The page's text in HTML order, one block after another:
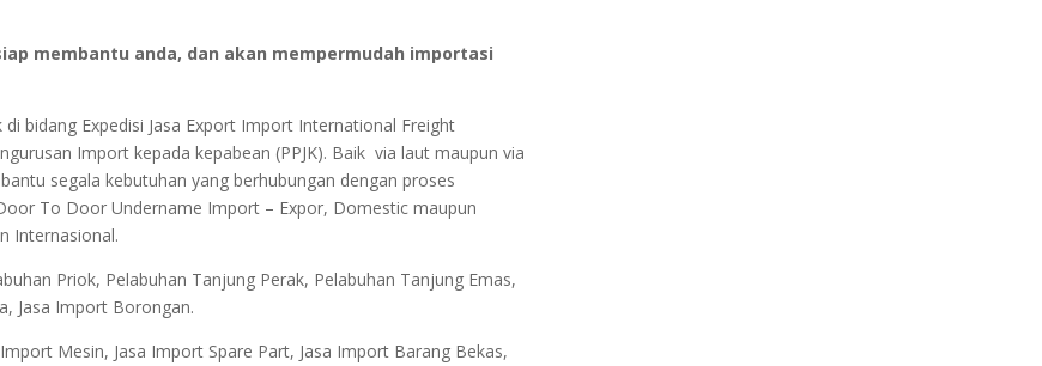
membantu anda, dan akan mempermudah importasi
bidang Expedisi Jasa Export Import International Freight
Import kepada kepabean (PPJK). Baik via laut maupun via
segala kebutuhan yang berhubungan dengan proses
To Door Undername Import – Expor, Domestic maupun
Internasional.
Priok, Pelabuhan Tanjung Perak, Pelabuhan Tanjung Emas,
Jasa Import Borongan.
Mesin, Jasa Import Spare Part, Jasa Import Barang Bekas,